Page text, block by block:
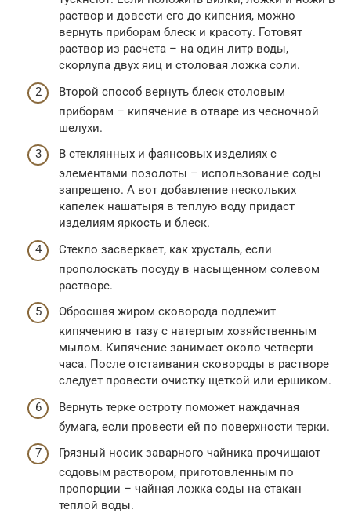
раствор и довести его до кипения, можно
вернуть приборам блеск и красоту. Готовят
раствор из расчета – на один литр воды,
скорлупа двух яиц и столовая ложка соли.
Второй способ вернуть блеск столовым
приборам – кипячение в отваре из чесночной
шелухи.
В стеклянных и фаянсовых изделиях с
элементами позолоты – использование соды
запрещено. А вот добавление нескольких
капелек нашатыря в теплую воду придаст
изделиям яркость и блеск.
Стекло засверкает, как хрусталь, если
прополоскать посуду в насыщенном солевом
растворе.
Обросшая жиром сковорода подлежит
кипячению в тазу с натертым хозяйственным
мылом. Кипячение занимает около четверти
часа. После отстаивания сковороды в растворе
следует провести очистку щеткой или ершиком.
Вернуть терке остроту поможет наждачная
бумага, если провести ей по поверхности терки.
Грязный носик заварного чайника прочищают
содовым раствором, приготовленным по
пропорции – чайная ложка соды на стакан
теплой воды.